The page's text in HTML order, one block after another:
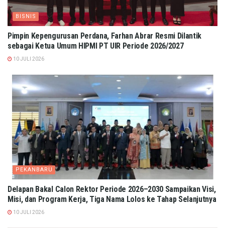
BISNIS
Pimpin Kepengurusan Perdana, Farhan Abrar Resmi Dilantik
sebagai Ketua Umum HIPMI PT UIR Periode 2026/2027
10 JULI 2026
PEKANBARU
Delapan Bakal Calon Rektor Periode 2026–2030 Sampaikan Visi,
Misi, dan Program Kerja, Tiga Nama Lolos ke Tahap Selanjutnya
10 JULI 2026